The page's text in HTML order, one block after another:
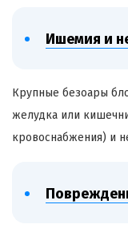
Ишемия и
Крупные безоары
желудка или
кровоснабжения) и